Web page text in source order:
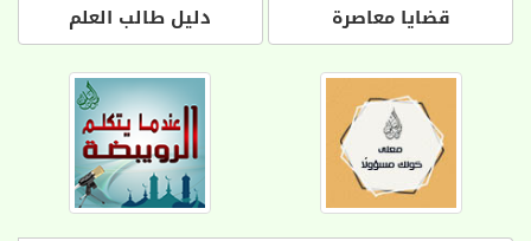
قضايا معاصرة دليل طالب العلم